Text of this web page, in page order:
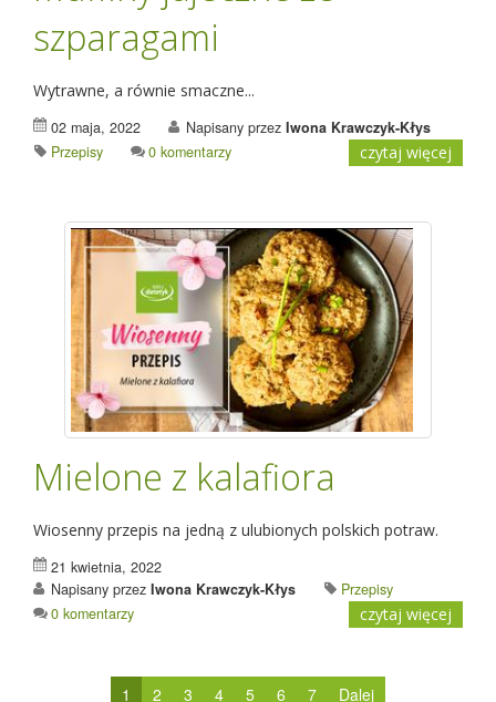
szparagami
Wytrawne, a równie smaczne...
02 maja, 2022 Napisany przez Iwona Krawczyk-Kłys
Przepisy
0 komentarzy czytaj więcej
Mielone z kalafiora
Wiosenny przepis na jedną z ulubionych polskich potraw.
21 kwietnia, 2022
Napisany przez Iwona Krawczyk-Kłys
Przepisy
0 komentarzy
czytaj więcej
1 2 3 4 5 6 7 Dalej